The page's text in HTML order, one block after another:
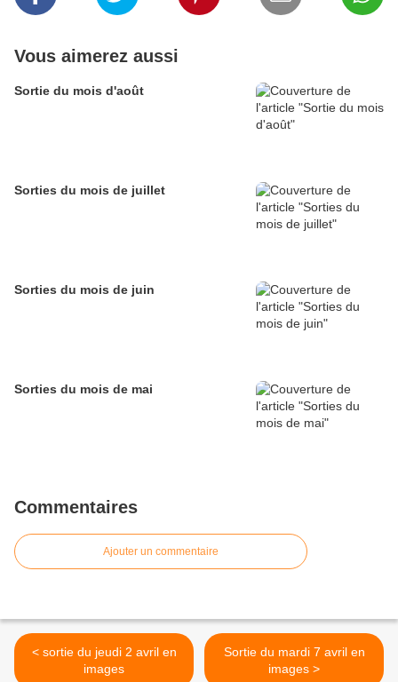
Vous aimerez aussi
Sortie du mois d'août
Sorties du mois de juillet
Sorties du mois de juin
Sorties du mois de mai
Commentaires
Ajouter un commentaire
< sortie du jeudi 2 avril en
images
Sortie du mardi 7 avril en
images >